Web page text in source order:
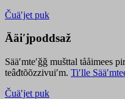
Čuäʹjet puk
Ääiʹjpoddsaž
Sääʹmteʹǧǧ mušttal tååimees
teâđtõõzzivuiʹm. Tiʹlle
Čuäʹjet puk